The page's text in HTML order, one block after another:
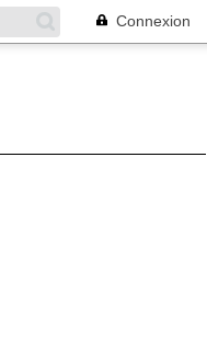
Connexion